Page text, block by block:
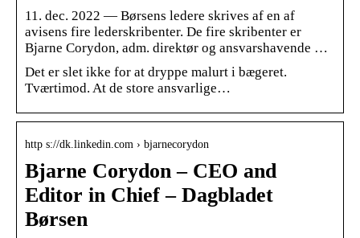
11. dec. 2022 — Børsens ledere skrives af en af
avisens fire lederskribenter. De fire skribenter er
Bjarne Corydon, adm. direktør og ansvarshavende …
Det er slet ikke for at dryppe malurt i bægeret.
Tværtimod. At de store ansvarlige…
http s://dk.linkedin.com › bjarnecorydon
Bjarne Corydon – CEO and
Editor in Chief – Dagbladet
Børsen